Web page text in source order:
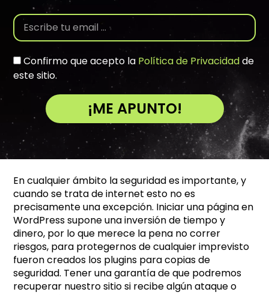
Confirmo que acepto la Política de Privacidadde
este sitio.
¡ME APUNTO!
t
r
n
a
t
i
v
e
:
En cualquier ámbito la seguridad es importante, y
cuando se trata de internet esto no es
precisamente una excepción. Iniciar una página en
WordPress supone una inversión de tiempo y
dinero, por lo que merece la pena no correr
riesgos, para protegernos de cualquier imprevisto
fueron creados los plugins para copias de
seguridad. Tener una garantía de que podremos
recuperar nuestro sitio si recibe algún ataque o